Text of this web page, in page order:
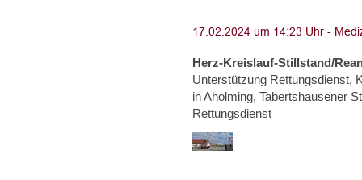
Herz-Kreislauf-Stillstand/
Unterstützung Rettungsdienst,
in Aholming, Tabertshausener
Rettungsdienst